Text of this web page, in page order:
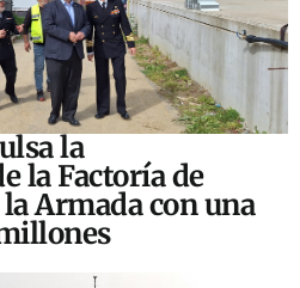
la
la Factoría de
Armada con una